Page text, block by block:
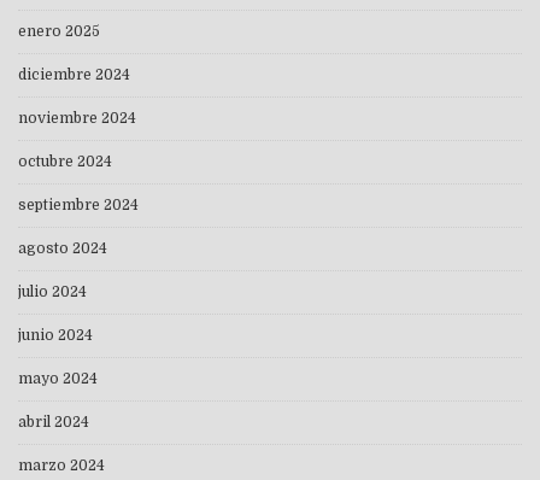
enero 2025
diciembre 2024
noviembre 2024
octubre 2024
septiembre 2024
agosto 2024
julio 2024
junio 2024
mayo 2024
abril 2024
marzo 2024